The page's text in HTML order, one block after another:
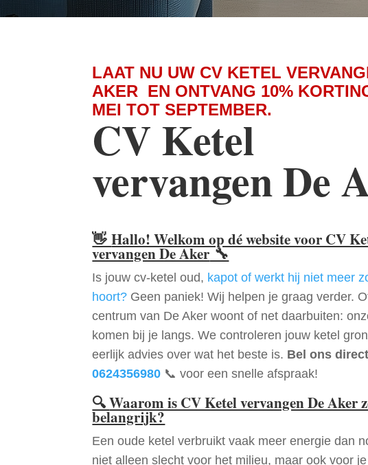
LAAT NU UW CV KETEL
AKER EN ONTVANG 10%
MEI TOT SEPTEMBER.
CV Ketel
vervangen De
👋Hallo! Welkom op dé website voor CV
vervangen De Aker🔧
Is jouw cv-ketel oud, kapot of werkt hij niet meer
hoort? Geen paniek! Wij helpen je graag verder.
centrum van De Aker woont of net daarbuiten:
komen bij je langs. We controleren jouw ketel
eerlijk advies over wat het beste is. Bel ons
0624356980 📞 voor een snelle afspraak!
🔍Waarom is CV Ketel vervangen De Aker
belangrijk?
Een oude ketel verbruikt vaak meer energie dan
niet alleen slecht voor het milieu, maar ook voor je